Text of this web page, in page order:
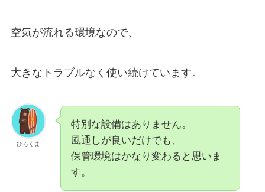
空気が流れる環境なので、
大きなトラブルなく使い続けています。
ひろくま
特別な設備はありません。
風通しが良いだけでも、
保管環境はかなり変わると思いま
す。